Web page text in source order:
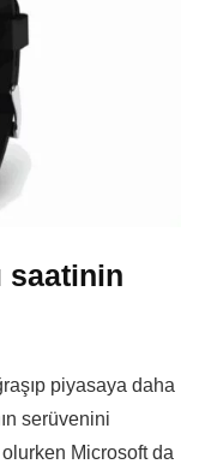
saatinin
piyasaya daha
serüvenini
Microsoft da